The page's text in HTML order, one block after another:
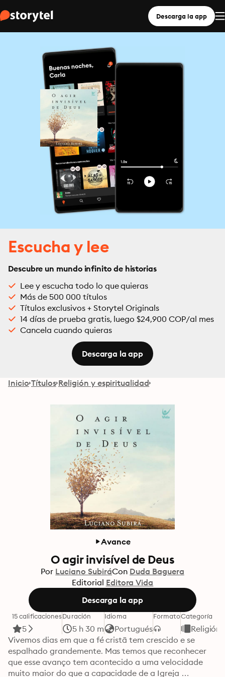
Descarga la app
Escucha y lee
Descubre un mundo infinito de historias
Lee y escucha todo lo que quieras
Más de 500 000 títulos
Títulos exclusivos + Storytel Originals
14 días de prueba gratis, luego $24,900 COP/al mes
Cancela cuando quieras
Descarga la app
Inicio Títulos Religión y espiritualidad
Avance
O agir invisível de Deus
Por Luciano SubiráCon Duda Baguera
Editorial Editora Vida
Descarga la app
15 calificaciones
5
Duración
5 h 30 m
Idioma
Portugués
FormatoCategoría
Religión
Vivemos dias em que a fé cristã tem crescido e se
espalhado grandemente. Mas temos que reconhecer
que esse avanço tem acontecido a uma velocidade
muito maior do que a capacidade de a Igreja